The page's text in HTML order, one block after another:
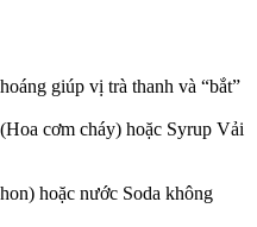
giúp vị trà thanh và “bắt”
cơm cháy) hoặc Syrup Vải
hoặc nước Soda không